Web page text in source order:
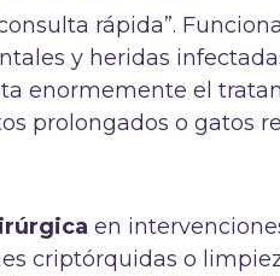
rápida”.
y heridas
enormemente el
prolongados o gatos
en
criptórquidas o